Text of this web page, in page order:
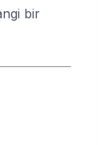
bir